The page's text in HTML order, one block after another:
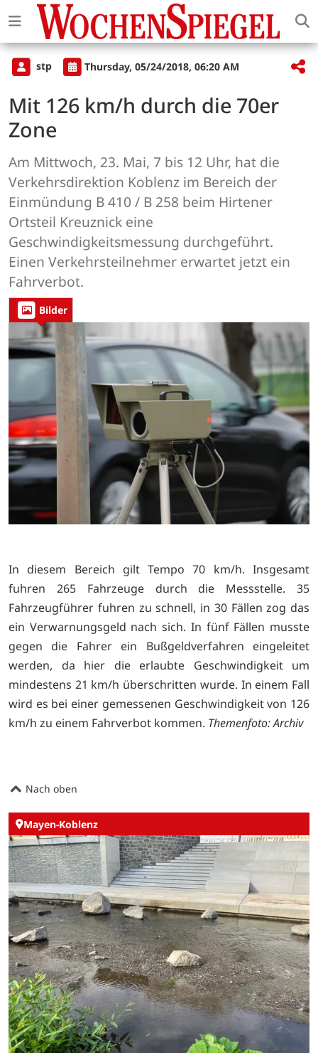
stp Thursday, 05/24/2018, 06:20 AM
Mit 126 km/h durch die 70er
Zone
Am Mittwoch, 23. Mai, 7 bis 12 Uhr, hat die
Verkehrsdirektion Koblenz im Bereich der
Einmündung B 410 / B 258 beim Hirtener
Ortsteil Kreuznick eine
Geschwindigkeitsmessung durchgeführt.
Einen Verkehrsteilnehmer erwartet jetzt ein
Fahrverbot.
Bilder
In diesem Bereich gilt Tempo 70 km/h. Insgesamt
fuhren 265 Fahrzeuge durch die Messstelle. 35
Fahrzeugführer fuhren zu schnell, in 30 Fällen zog das
ein Verwarnungsgeld nach sich. In fünf Fällen musste
gegen die Fahrer ein Bußgeldverfahren eingeleitet
werden, da hier die erlaubte Geschwindigkeit um
mindestens 21 km/h überschritten wurde. In einem Fall
wird es bei einer gemessenen Geschwindigkeit von 126
km/h zu einem Fahrverbot kommen. Themenfoto: Archiv
Nach oben
Mayen-Koblenz